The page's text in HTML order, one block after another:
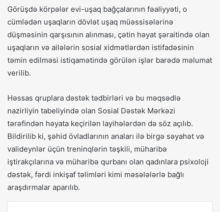
Görüşdə körpələr evi-uşaq bağçalarının fəaliyyəti, o
cümlədən uşaqların dövlət uşaq müəssisələrinə
düşməsinin qarşısının alınması, çətin həyat şəraitində olan
uşaqların və ailələrin sosial xidmətlərdən istifadəsinin
təmin edilməsi istiqamətində görülən işlər barədə məlumat
verilib.
Həssas qruplara dəstək tədbirləri və bu məqsədlə
nazirliyin tabeliyində olan Sosial Dəstək Mərkəzi
tərəfindən həyata keçirilən layihələrdən də söz açılıb.
Bildirilib ki, şəhid övladlarının anaları ilə birgə səyahət və
valideynlər üçün treninqlərin təşkili, müharibə
iştirakçılarına və müharibə qurbanı olan qadınlara psixoloji
dəstək, fərdi inkişaf təlimləri kimi məsələlərlə bağlı
araşdırmalar aparılıb.